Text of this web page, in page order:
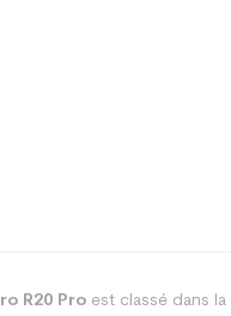
R20 Proest classé dans la